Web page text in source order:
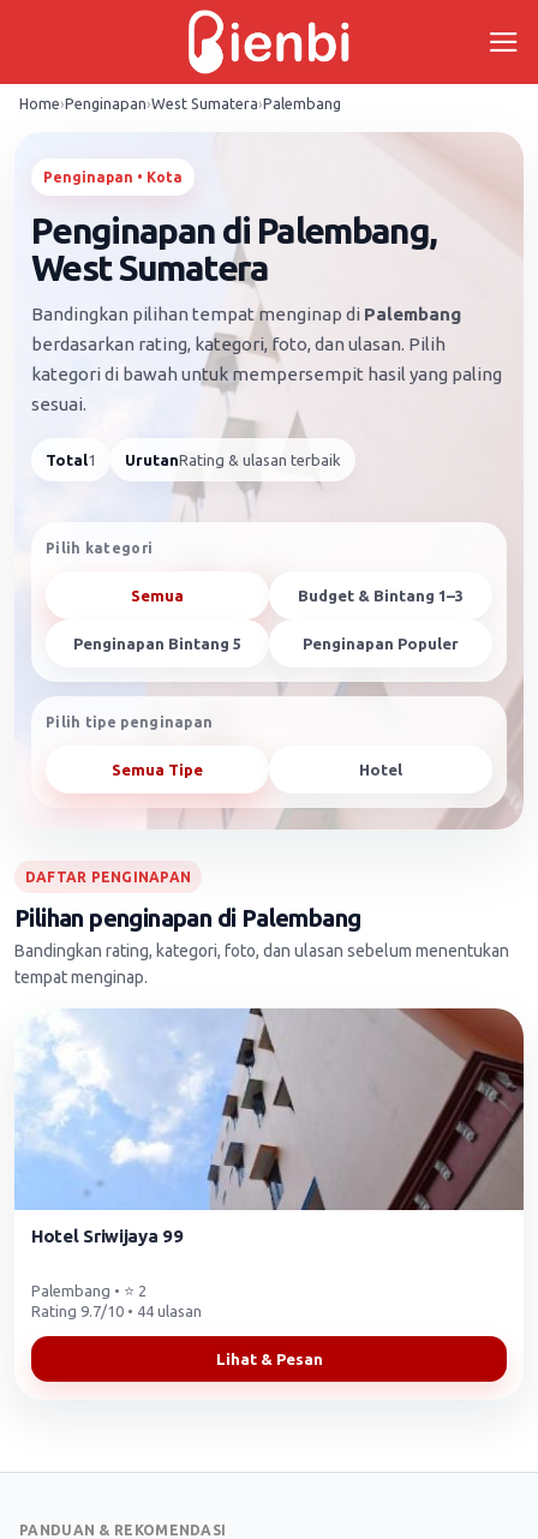
Home›Penginapan›West Sumatera›Palembang
Penginapan • Kota
Penginapan di Palembang,
West Sumatera
Bandingkan pilihan tempat menginap di Palembang
berdasarkan rating, kategori, foto, dan ulasan. Pilih
kategori di bawah untuk mempersempit hasil yang paling
sesuai.
Total1 UrutanRating & ulasan terbaik
Pilih kategori
Semua Budget & Bintang 1–3
Penginapan Bintang 5 Penginapan Populer
Pilih tipe penginapan
Semua Tipe Hotel
DAFTAR PENGINAPAN
Pilihan penginapan di Palembang
Bandingkan rating, kategori, foto, dan ulasan sebelum menentukan
tempat menginap.
Hotel Sriwijaya 99
Palembang • ⭐ 2
Rating 9.7/10 • 44 ulasan
Lihat & Pesan
PANDUAN & REKOMENDASI